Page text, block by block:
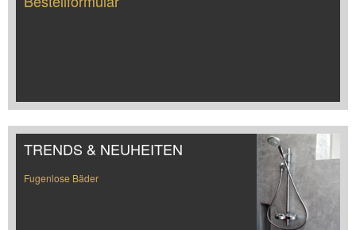
TRENDS & NEUHEITEN
Fugenlose Bäder